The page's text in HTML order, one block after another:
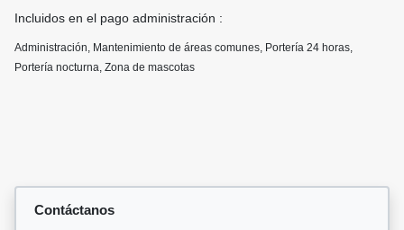
Incluidos en el pago administración :
Administración, Mantenimiento de áreas comunes, Portería 24 horas,
Portería nocturna, Zona de mascotas
Contáctanos